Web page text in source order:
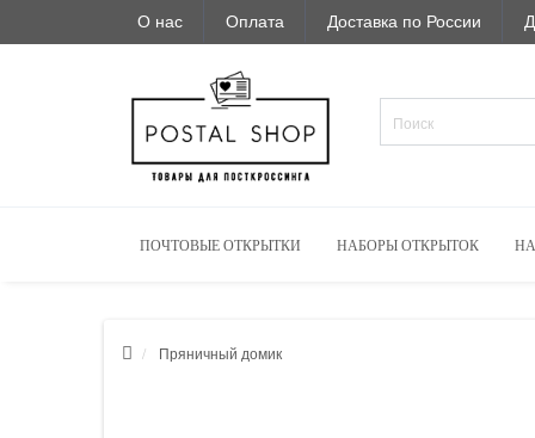
О нас Оплата Доставка по России
ПОЧТОВЫЕ ОТКРЫТКИ НАБОРЫ ОТКРЫТОК
Пряничный домик